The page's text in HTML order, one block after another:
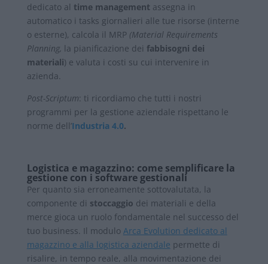
dedicato al time management assegna in
automatico i tasks giornalieri alle tue risorse (interne
o esterne), calcola il MRP (Material Requirements
Planning, la pianificazione dei fabbisogni dei
materiali) e valuta i costi su cui intervenire in
azienda.
Post-Scriptum: ti ricordiamo che tutti i nostri
programmi per la gestione aziendale rispettano le
norme dell’Industria 4.0.
Logistica e magazzino: come semplificare la
gestione con i software gestionali
Per quanto sia erroneamente sottovalutata, la
componente di stoccaggio dei materiali e della
merce gioca un ruolo fondamentale nel successo del
tuo business. Il modulo Arca Evolution dedicato al
magazzino e alla logistica aziendale permette di
risalire, in tempo reale, alla movimentazione dei